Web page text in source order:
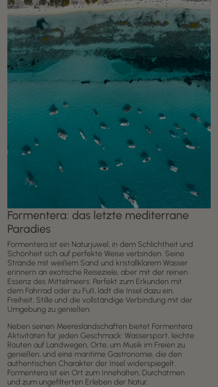
Formentera: das letzte mediterrane
Paradies
Formentera ist ein Naturjuwel, in dem Schlichtheit und
Schönheit sich auf perfekte Weise verbinden. Seine
Strände mit weißem Sand und kristallklarem Wasser
erinnern an exotische Reiseziele, aber mit der reinen
Essenz des Mittelmeers. Perfekt zum Erkunden mit
dem Fahrrad oder zu Fuß, lädt die Insel dazu ein,
Freiheit, Stille und die vollständige Verbindung mit der
Umgebung zu genießen.
Neben seinen Meereslandschaften bietet Formentera
Aktivitäten für jeden Geschmack: Wassersport, leichte
Routen auf Landwegen, Orte, um Musik im Freien zu
genießen, und eine maritime Gastronomie, die den
authentischen Charakter der Insel widerspiegelt.
Formentera ist ein Ort zum Innehalten, Durchatmen
und zum ungefilterten Erleben der Natur.